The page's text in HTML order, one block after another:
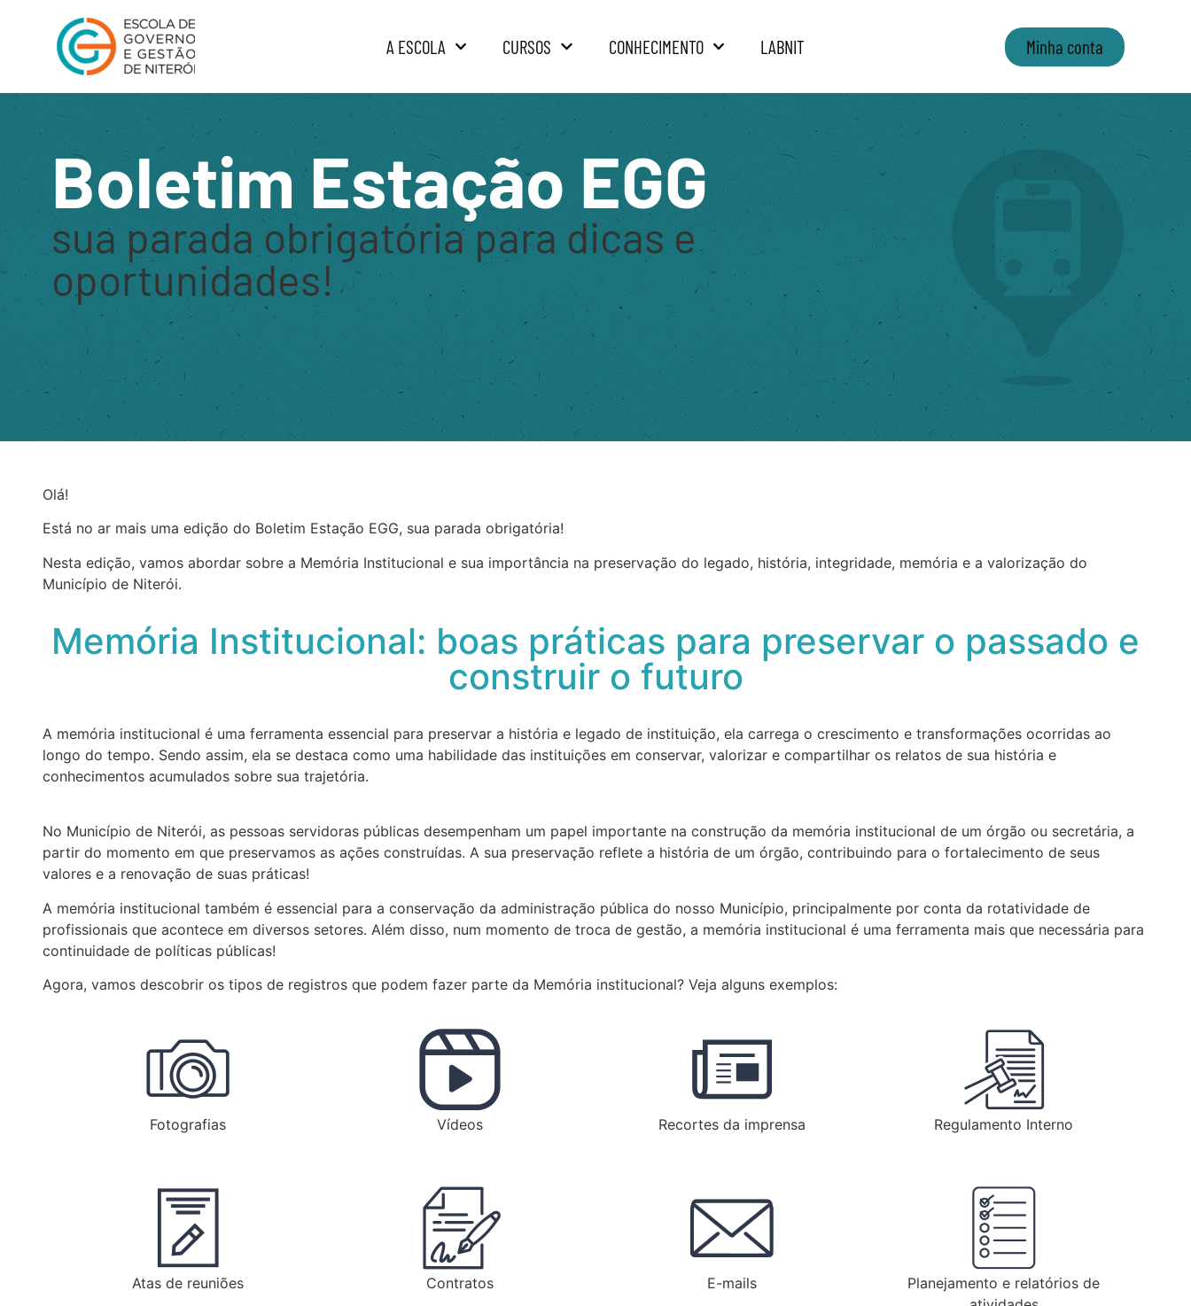
A ESCOLA CURSOS CONHECIMENTO LABNIT Minha conta
Boletim Estação EGG
sua parada obrigatória para dicas e
oportunidades!
Olá!
Está no ar mais uma edição do Boletim Estação EGG, sua parada obrigatória!
Nesta edição, vamos abordar sobre a Memória Institucional e sua importância na preservação do legado, história, integridade, memória e a valorização do
Município de Niterói.
Memória Institucional: boas práticas para preservar o passado e
construir o futuro
A memória institucional é uma ferramenta essencial para preservar a história e legado de instituição, ela carrega o crescimento e transformações ocorridas ao
longo do tempo. Sendo assim, ela se destaca como uma habilidade das instituições em conservar, valorizar e compartilhar os relatos de sua história e
conhecimentos acumulados sobre sua trajetória.
No Município de Niterói, as pessoas servidoras públicas desempenham um papel importante na construção da memória institucional de um órgão ou secretária, a
partir do momento em que preservamos as ações construídas. A sua preservação reflete a história de um órgão, contribuindo para o fortalecimento de seus
valores e a renovação de suas práticas!
A memória institucional também é essencial para a conservação da administração pública do nosso Município, principalmente por conta da rotatividade de
profissionais que acontece em diversos setores. Além disso, num momento de troca de gestão, a memória institucional é uma ferramenta mais que necessária para
continuidade de políticas públicas!
Agora, vamos descobrir os tipos de registros que podem fazer parte da Memória institucional? Veja alguns exemplos:
Fotografias Vídeos Recortes da imprensa Regulamento Interno
Atas de reuniões Contratos E-mails
Planejamento e relatórios de